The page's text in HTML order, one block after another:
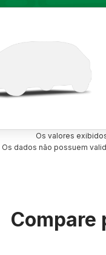
Os valores
Os dados não possuem
Compare